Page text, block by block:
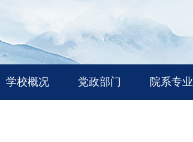
学校概况 党政部门 院系专业